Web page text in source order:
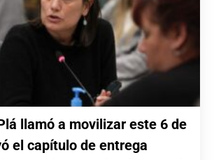
llamó a movilizar este 6 de
el capítulo de entrega